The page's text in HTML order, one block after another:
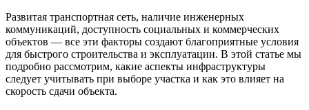
Развитая транспортная сеть, наличие инженерных
коммуникаций, доступность социальных и коммерческих
объектов — все эти факторы создают благоприятные условия
для быстрого строительства и эксплуатации. В этой статье мы
подробно рассмотрим, какие аспекты инфраструктуры
следует учитывать при выборе участка и как это влияет на
скорость сдачи объекта.